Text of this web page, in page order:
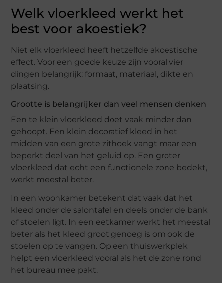
Welk vloerkleed werkt het
best voor akoestiek?
Niet elk vloerkleed heeft hetzelfde akoestische
effect. Voor een goede keuze zijn vooral vier
dingen belangrijk: formaat, materiaal, dikte en
plaatsing.
Grootte is belangrijker dan veel mensen denken
Een te klein vloerkleed doet vaak minder dan
gehoopt. Een klein decoratief kleed in het
midden van een grote zithoek vangt maar een
beperkt deel van het geluid op. Een groter
vloerkleed dat echt een functionele zone bedekt,
werkt meestal beter.
In een woonkamer betekent dat vaak dat het
kleed onder de salontafel en deels onder de bank
of stoelen ligt. In een eetkamer werkt het meestal
beter als het kleed groot genoeg is om ook de
stoelen op te vangen. Op een thuiswerkplek
helpt een vloerkleed vooral als het de zone rond
het bureau mee pakt.